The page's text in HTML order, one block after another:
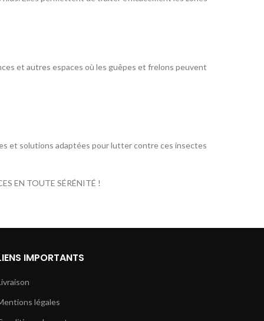
et autres espaces où les guêpes et frelons peuvent
et solutions adaptées pour lutter contre ces insectes
EN TOUTE SÉRÉNITÉ !
IMPORTANTS
légales